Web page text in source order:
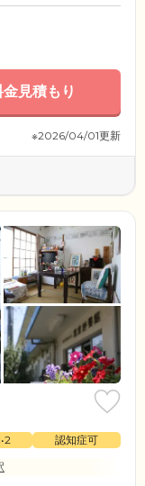
金見積もり
※2026/04/01更新
認知症可